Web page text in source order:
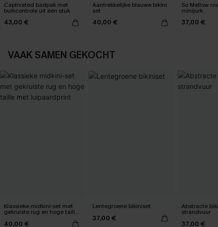
Captivated badpak met
buikcontrole uit één stuk
43,00 €
Aantrekkelijke blauwe bikini
set
40,00 €
So Mellow
minijurk
37,00 €
VAAK SAMEN GEKOCHT
Klassieke midkini-set met
gekruiste rug en hoge taille
40,00 €
Lentegroene bikiniset
37,00 €
Abstracte
strandvuur
37,00 €